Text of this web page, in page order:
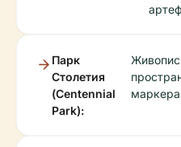
Парк
Столетия
(Centennial
Park):